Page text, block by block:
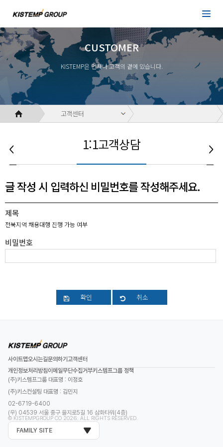
CUSTOMER
KISTEMP은 언제나 고객의 곁에 있습니다.
고객센터
1:1고객상담
글 작성 시 입력하신 비밀번호를 작성해주세요.
제목
전북지역 채용대행 진행 가능 여부
비밀번호
확인 취소
사이트맵오시는길문의하기 고객센터
개인정보처리방침이메일무단수집거부키스템프그룹 정책
(주)키스템프그룹 대표명 : 이정호
(주)키스컨설팅 대표명 : 김민지
02-6719-6400
(우) 04539 서울 중구 을지로5길 16 삼화타워(4층)
© KISTEMPGROUP CO 2026. ALL RIGHTS RESERVED.
FAMILY SITE